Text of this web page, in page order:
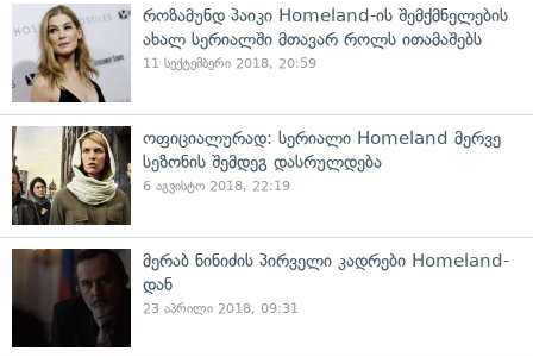
როზამუნდ პაიკი Homeland-ის შემქმნელების
ახალ სერიალში მთავარ როლს ითამაშებს
11 სექტემბერი 2018, 20:59
ოფიციალურად: სერიალი Homeland მერვე
სეზონის შემდეგ დასრულდება
6 აგვისტო 2018, 22:19
მერაბ ნინიძის პირველი კადრები Homeland-
დან
23 აპრილი 2018, 09:31